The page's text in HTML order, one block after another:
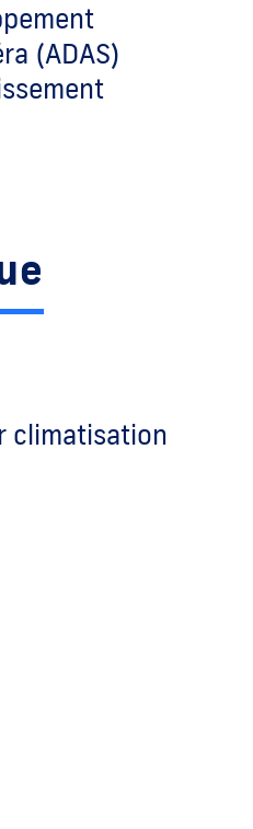
(ADAS)
climatisation